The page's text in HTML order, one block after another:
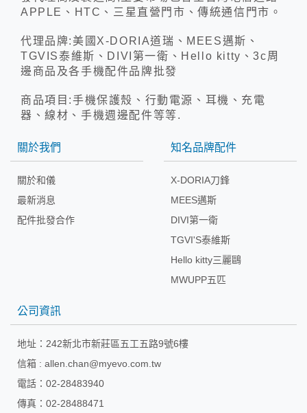
APPLE、HTC、三星直營門市、傳統通信門市。
代理品牌:美國X-DORIA道瑞、MEES邁斯、
TGVIS泰維斯、DIVI第一衛、Hello kitty、3c周
邊商品及各手機配件品牌批發
商品項目:手機保護殼、行動電源、耳機、充電
器、線材、手機週邊配件等等.
關於我們
關於和儀
最新消息
配件批發合作
知名品牌配件
X-DORIA刀鋒
MEES邁斯
DIVI第一衛
TGVI'S泰維斯
Hello kitty三麗鷗
MWUPP五匹
公司資訊
地址： 242新北市新莊區五工五路9號6樓
信箱 : allen.chan@myevo.com.tw
電話：02-28483940
傳真：02-28488471